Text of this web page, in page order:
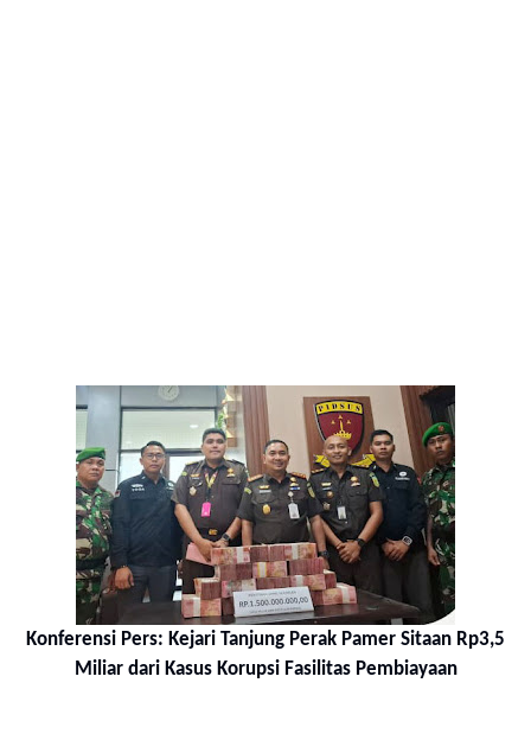
Konferensi Pers: Kejari Tanjung Perak Pamer Sitaan Rp3,5
Miliar dari Kasus Korupsi Fasilitas Pembiayaan